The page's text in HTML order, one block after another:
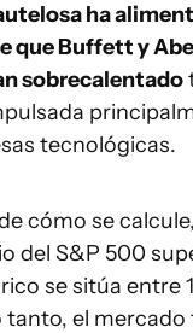
ha
que Buffett y
sobrecalentado
tecnológicas.
cómo se
del S&P 500
se sitúa entre
tanto, el mercado